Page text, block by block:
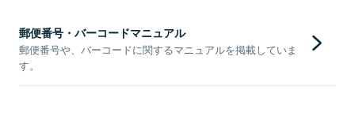
郵便番号・バーコードマニュアル
郵便番号や、バーコードに関するマニュアルを掲載していま
す。